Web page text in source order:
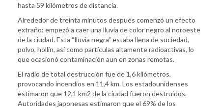
hasta 59 kilómetros de distancia.
Alrededor de treinta minutos después comenzó un efecto
extraño: empezó a caer una lluvia de color negro al noroeste
de la ciudad. Esta “lluvia negra” estaba llena de suciedad,
polvo, hollín, así como partículas altamente radioactivas, lo
que ocasionó contaminación aun en zonas remotas.
El radio de total destrucción fue de 1,6 kilómetros,
provocando incendios en 11,4 km. Los estadounidenses
estimaron que 12,1 km2 de la ciudad fueron destruidos.
Autoridades japonesas estimaron que el 69% de los